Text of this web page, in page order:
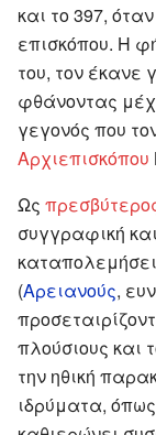
και το 397,
επισκόπου. Η
του, τον έκανε
φθάνοντας
γεγονός που
Αρχιεπισκόπου
Ως
συγγραφική
(Αρειανούς,
πλούσιους και
την ηθική
ιδρύματα,